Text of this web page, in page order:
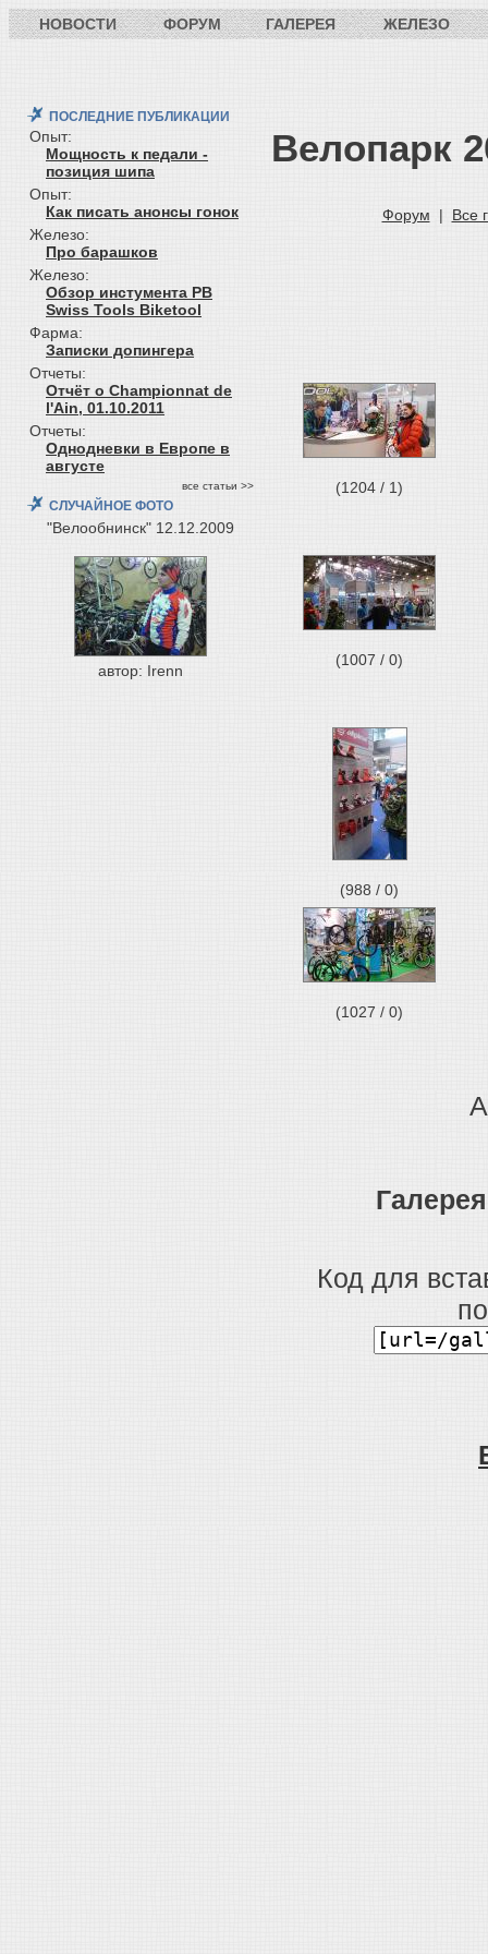
НОВОСТИ ФОРУМ ГАЛЕРЕЯ ЖЕЛЕЗО
ПОСЛЕДНИЕ ПУБЛИКАЦИИ
Опыт:
Мощность к педали -
позиция шипа
Опыт:
Как писать анонсы гонок
Железо:
Про барашков
Железо:
Обзор инстумента PB
Swiss Tools Biketool
Фарма:
Записки допингера
Отчеты:
Отчёт о Championnat de
l'Ain, 01.10.2011
Отчеты:
Однодневки в Европе в
августе
все статьи >>
СЛУЧАЙНОЕ ФОТО
"Велообнинск" 12.12.2009
автор: Irenn
Велопарк
Форум | Все
(1204 / 1)
(1007 / 0)
(988 / 0)
(1027 / 0)
Код для